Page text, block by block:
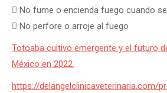
 No fume o encienda fuego cuando
 No perfore o arroje al fuego
Totoaba cultivo emergente y el futuro
México en 2022.
https://delangelclinicaveterinaria.com/